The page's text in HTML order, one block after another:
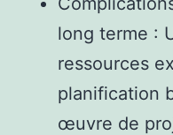
long terme :
ressources
planification
œuvre de